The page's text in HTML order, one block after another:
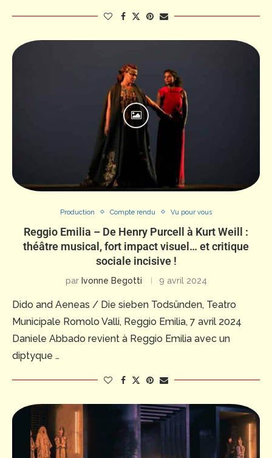
Production Compte rendu Vu pour vous
Reggio Emilia – De Henry Purcell à Kurt Weill :
théâtre musical, fort impact visuel… et critique
sociale incisive !
par Ivonne Begotti 9 avril 2024
Dido and Aeneas / Die sieben Todsünden, Teatro
Municipale Romolo Valli, Reggio Emilia, 7 avril 2024
Daniele Abbado revient à Reggio Emilia avec un
diptyque …